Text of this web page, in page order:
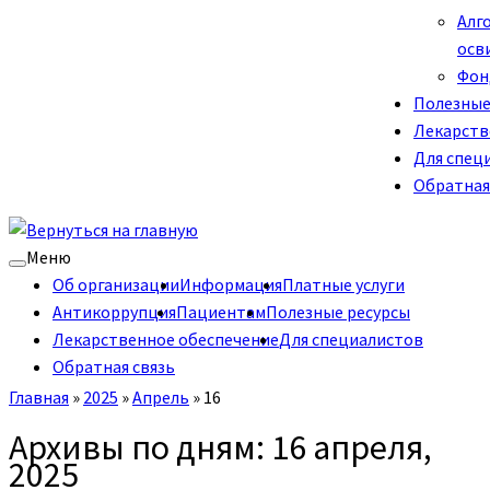
Для
Меню
Об организацииИнформацияПлатные услуги
АнтикоррупцияПациентамПолезные ресурсы
Лекарственное обеспечениеДля специалистов
Обратная связь
Главная » 2025 »Апрель » 16
Архивы по дням: 16 апреля,
2025